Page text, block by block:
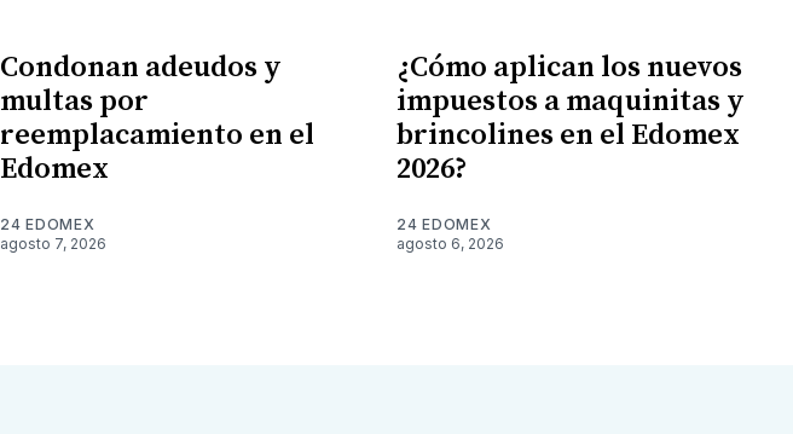
Condonan adeudos y
multas por
reemplacamiento en el
Edomex
24 EDOMEX
agosto 7, 2026
¿Cómo aplican los nuevos
impuestos a maquinitas y
brincolines en el Edomex
2026?
24 EDOMEX
agosto 6, 2026